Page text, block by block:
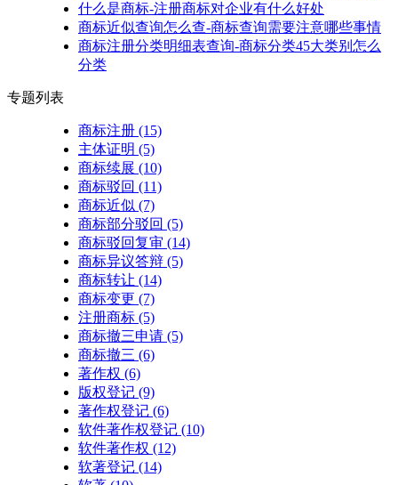
什么是商标-注册商标对企业有什么好处
商标近似查询怎么查-商标查询需要注意哪些事情
商标注册分类明细表查询-商标分类45大类别怎么
分类
专题列表
商标注册 (15)
主体证明 (5)
商标续展 (10)
商标驳回 (11)
商标近似 (7)
商标部分驳回 (5)
商标驳回复审 (14)
商标异议答辩 (5)
商标转让 (14)
商标变更 (7)
注册商标 (5)
商标撤三申请 (5)
商标撤三 (6)
著作权 (6)
版权登记 (9)
著作权登记 (6)
软件著作权登记 (10)
软件著作权 (12)
软著登记 (14)